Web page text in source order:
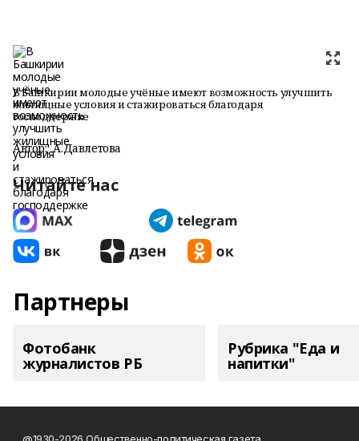
В Башкирии молодые учёные имеют возможность улучшить
жилищные условия и стажироваться благодаря
господдержке
Автор: А.Давлетова
Читайте нас
Партнеры
Фотобанк
журналистов РБ
Рубрика "Еда и
напитки"